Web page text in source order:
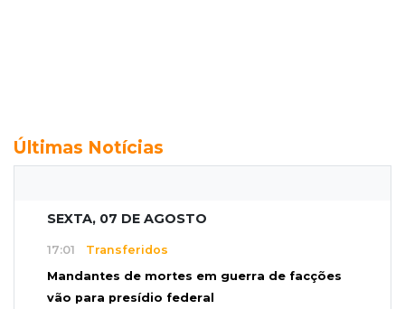
Últimas Notícias
SEXTA, 07 DE AGOSTO
17:01 Transferidos
Mandantes de mortes em guerra de facções
vão para presídio federal